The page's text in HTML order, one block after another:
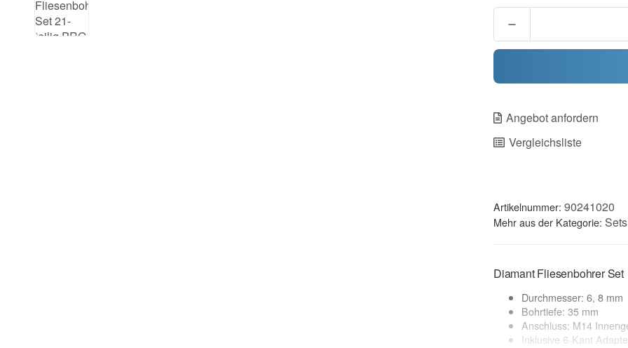
Angebot anfordern
Vergleichsliste
Artikelnummer: 90241020
Mehr aus der Kategorie: Sets
Diamant Fliesenbohrer Set
Durchmesser: 6, 8 mm
Bohrtiefe: 35 mm
Anschluss: M14
Inklusive 6-Kant